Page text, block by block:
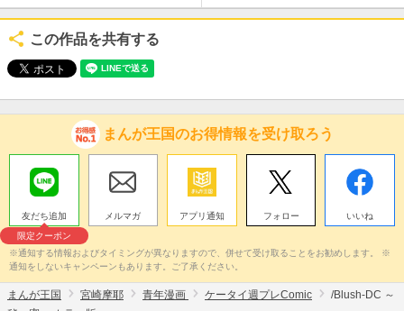
この作品を共有する
まんが王国のお得情報を受け取ろう
友だち追加
限定クーポン
メルマガ アプリ通知 フォロー いいね
※通知する情報およびタイミングが異なりますので、併せて受け取ることをお勧めします。 ※
通知をしないキャンペーンもあります。ご了承ください。
まんが王国 宮崎摩耶 青年漫画 ケータイ週プレComic
/Blush-DC ～